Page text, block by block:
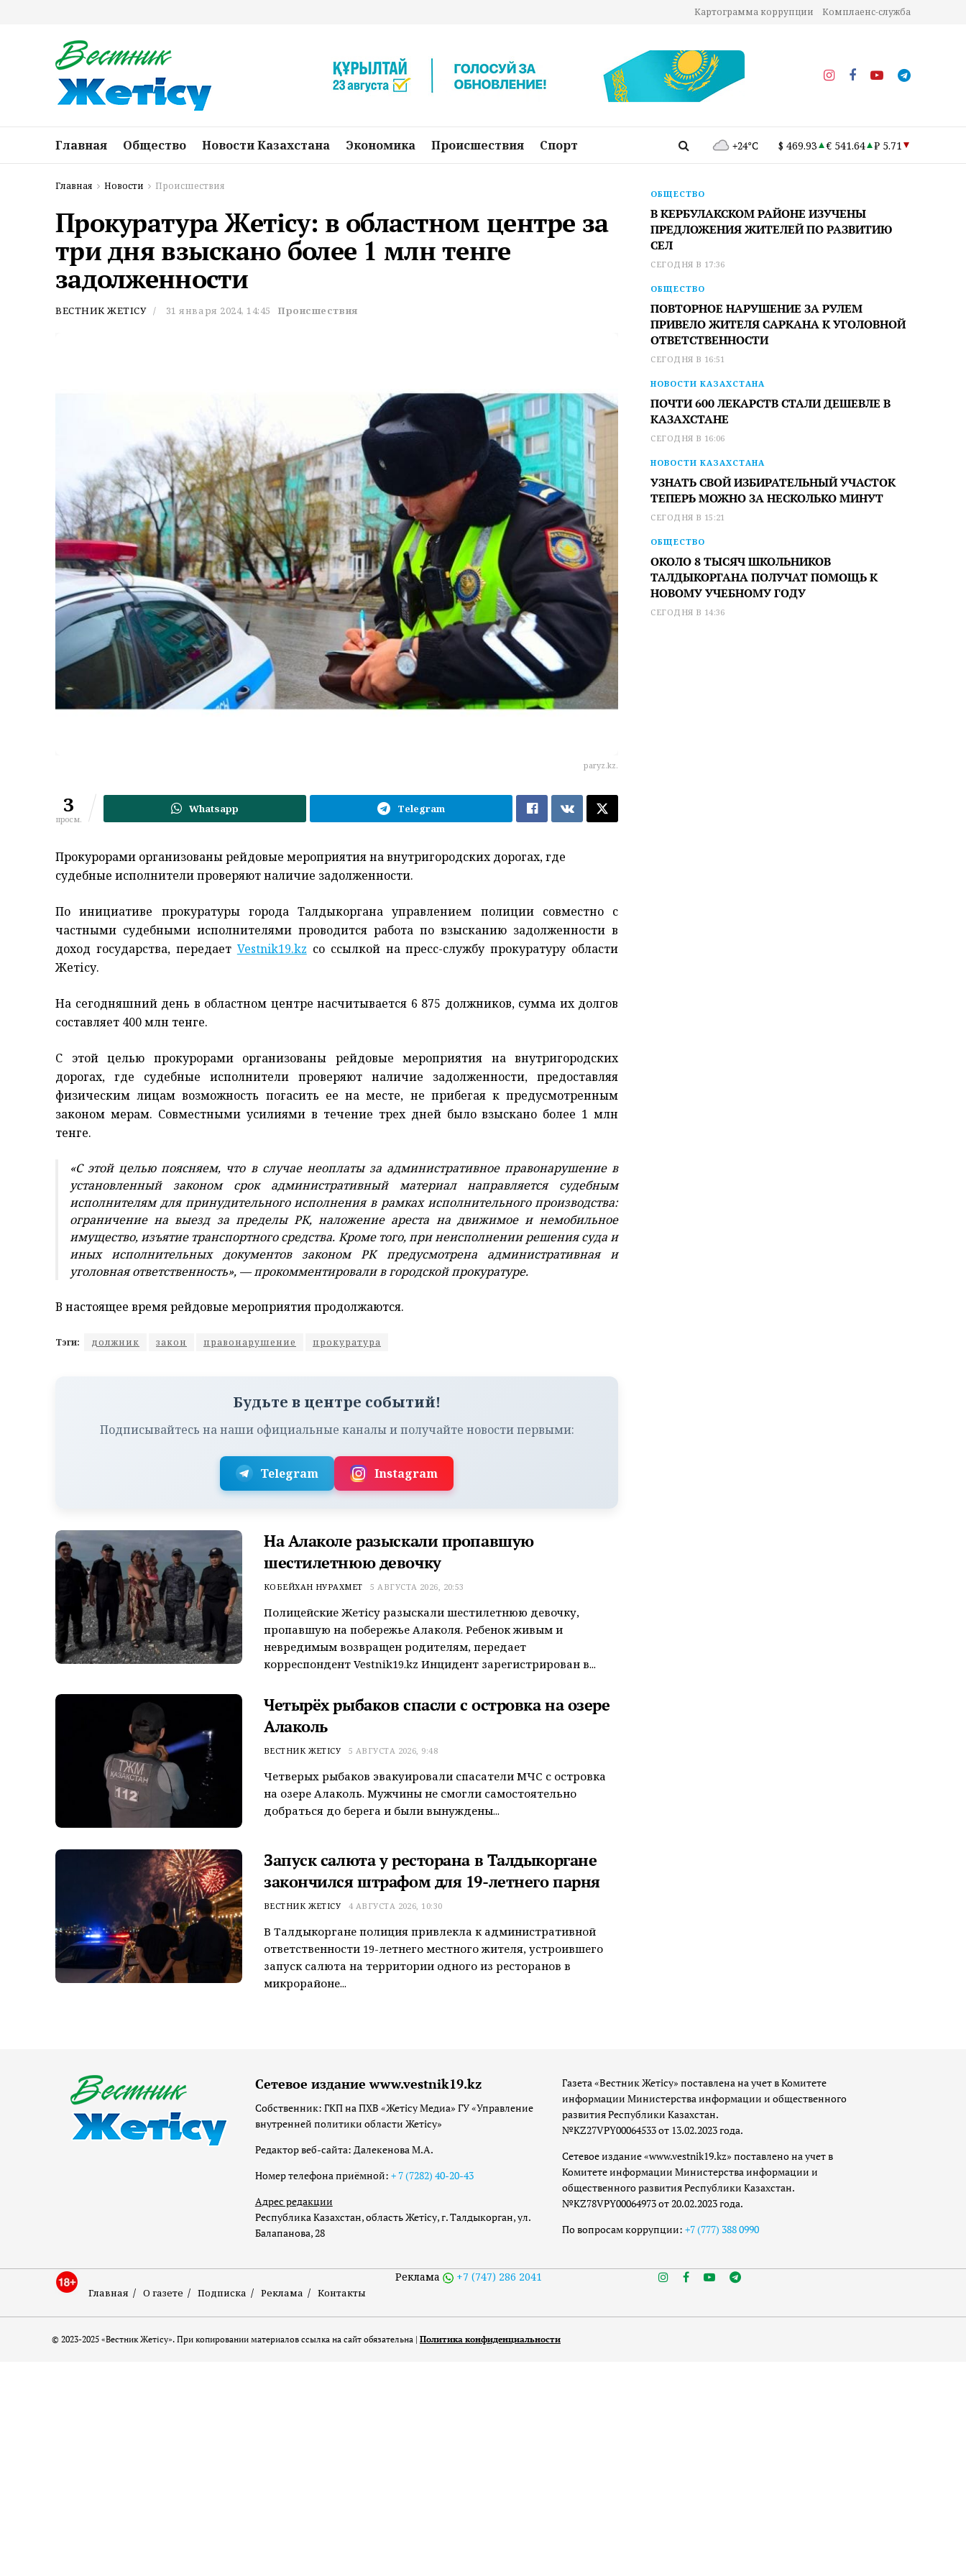
Картограмма коррупции Комплаенс-служба
Главная Общество Новости Казахстана Экономика Происшествия Спорт +24°C $ 469.93 € 541.64 ₽ 5.71
Главная Новости Происшествия
Прокуратура Жетiсу: в областном центре за
три дня взыскано более 1 млн тенге
задолженности
ВЕСТНИК ЖЕТІСУ 31 января 2024, 14:45 Происшествия
paryz.kz.
3
просм.
Whatsapp Telegram
Прокурорами организованы рейдовые мероприятия на внутригородских дорогах, где
судебные исполнители проверяют наличие задолженности.
По инициативе прокуратуры города Талдыкоргана управлением полиции совместно с
частными судебными исполнителями проводится работа по взысканию задолженности в
доход государства, передает Vestnik19.kz со ссылкой на пресс-службу прокуратуру области
Жетісу.
На сегодняшний день в областном центре насчитывается 6 875 должников, сумма их долгов
составляет 400 млн тенге.
С этой целью прокурорами организованы рейдовые мероприятия на внутригородских
дорогах, где судебные исполнители проверяют наличие задолженности, предоставляя
физическим лицам возможность погасить ее на месте, не прибегая к предусмотренным
законом мерам. Совместными усилиями в течение трех дней было взыскано более 1 млн
тенге.
«С этой целью поясняем, что в случае неоплаты за административное правонарушение в
установленный законом срок административный материал направляется судебным
исполнителям для принудительного исполнения в рамках исполнительного производства:
ограничение на выезд за пределы РК, наложение ареста на движимое и немобильное
имущество, изъятие транспортного средства. Кроме того, при неисполнении решения суда и
иных исполнительных документов законом РК предусмотрена административная и
уголовная ответственность», — прокомментировали в городской прокуратуре.
В настоящее время рейдовые мероприятия продолжаются.
Тэги: должник закон правонарушение прокуратура
Будьте в центре событий!
Подписывайтесь на наши официальные каналы и получайте новости первыми:
Telegram Instagram
На Алаколе разыскали пропавшую
шестилетнюю девочку
КОБЕЙХАН НУРАХМЕТ 5 АВГУСТА 2026, 20:53
Полицейские Жетісу разыскали шестилетнюю девочку,
пропавшую на побережье Алаколя. Ребенок живым и
невредимым возвращен родителям, передает
корреспондент Vestnik19.kz Инцидент зарегистрирован в...
Четырёх рыбаков спасли с островка на озере
Алаколь
ВЕСТНИК ЖЕТІСУ 5 АВГУСТА 2026, 9:48
Четверых рыбаков эвакуировали спасатели МЧС с островка
на озере Алаколь. Мужчины не смогли самостоятельно
добраться до берега и были вынуждены...
Запуск салюта у ресторана в Талдыкоргане
закончился штрафом для 19-летнего парня
ВЕСТНИК ЖЕТІСУ 4 АВГУСТА 2026, 10:30
В Талдыкоргане полиция привлекла к административной
ответственности 19-летнего местного жителя, устроившего
запуск салюта на территории одного из ресторанов в
микрорайоне...
ОБЩЕСТВО
В КЕРБУЛАКСКОМ РАЙОНЕ ИЗУЧЕНЫ
ПРЕДЛОЖЕНИЯ ЖИТЕЛЕЙ ПО РАЗВИТИЮ
СЕЛ
СЕГОДНЯ В 17:36
ОБЩЕСТВО
ПОВТОРНОЕ НАРУШЕНИЕ ЗА РУЛЕМ
ПРИВЕЛО ЖИТЕЛЯ САРКАНА К УГОЛОВНОЙ
ОТВЕТСТВЕННОСТИ
СЕГОДНЯ В 16:51
НОВОСТИ КАЗАХСТАНА
ПОЧТИ 600 ЛЕКАРСТВ СТАЛИ ДЕШЕВЛЕ В
КАЗАХСТАНЕ
СЕГОДНЯ В 16:06
НОВОСТИ КАЗАХСТАНА
УЗНАТЬ СВОЙ ИЗБИРАТЕЛЬНЫЙ УЧАСТОК
ТЕПЕРЬ МОЖНО ЗА НЕСКОЛЬКО МИНУТ
СЕГОДНЯ В 15:21
ОБЩЕСТВО
ОКОЛО 8 ТЫСЯЧ ШКОЛЬНИКОВ
ТАЛДЫКОРГАНА ПОЛУЧАТ ПОМОЩЬ К
НОВОМУ УЧЕБНОМУ ГОДУ
СЕГОДНЯ В 14:36
Сетевое издание www.vestnik19.kz
Собственник: ГКП на ПХВ «Жетісу Медиа» ГУ «Управление
внутренней политики области Жетісу»
Редактор веб-сайта: Далекенова М.А.
Номер телефона приёмной: + 7 (7282) 40-20-43
Адрес редакции
Республика Казахстан, область Жетісу, г. Талдыкорган, ул.
Балапанова, 28
Газета «Вестник Жетісу» поставлена на учет в Комитете
информации Министерства информации и общественного
развития Республики Казахстан.
№KZ27VPY00064533 от 13.02.2023 года.
Сетевое издание «www.vestnik19.kz» поставлено на учет в
Комитете информации Министерства информации и
общественного развития Республики Казахстан.
№KZ78VPY00064973 от 20.02.2023 года.
По вопросам коррупции: +7 (777) 388 0990
Главная О газете Подписка Реклама Контакты
Реклама +7 (747) 286 2041
© 2023-2025 «Вестник Жетісу». При копировании материалов ссылка на сайт обязательна | Политика конфиденциальности